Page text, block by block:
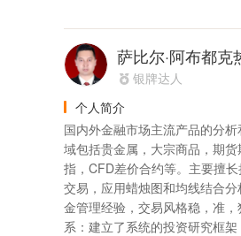
萨比尔·阿布都克
银牌达人
个人简介
国内外金融市场主流产品的分
域包括贵金属，大宗商品，期
指，CFD差价合约等。主要擅
交易，应用蜡烛图和均线结合
金管理经验，交易风格稳，准
系：建立了系统的投资研究框